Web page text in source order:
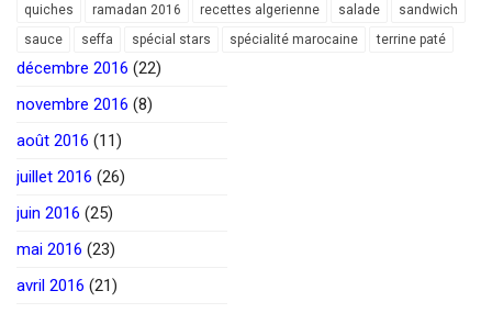
quiches
ramadan 2016 recettes algerienne salade
sandwich
sauce
seffa spécial stars spécialité marocaine terrine paté
décembre 2016 (22)
novembre 2016 (8)
août 2016 (11)
juillet 2016 (26)
juin 2016 (25)
mai 2016 (23)
avril 2016 (21)